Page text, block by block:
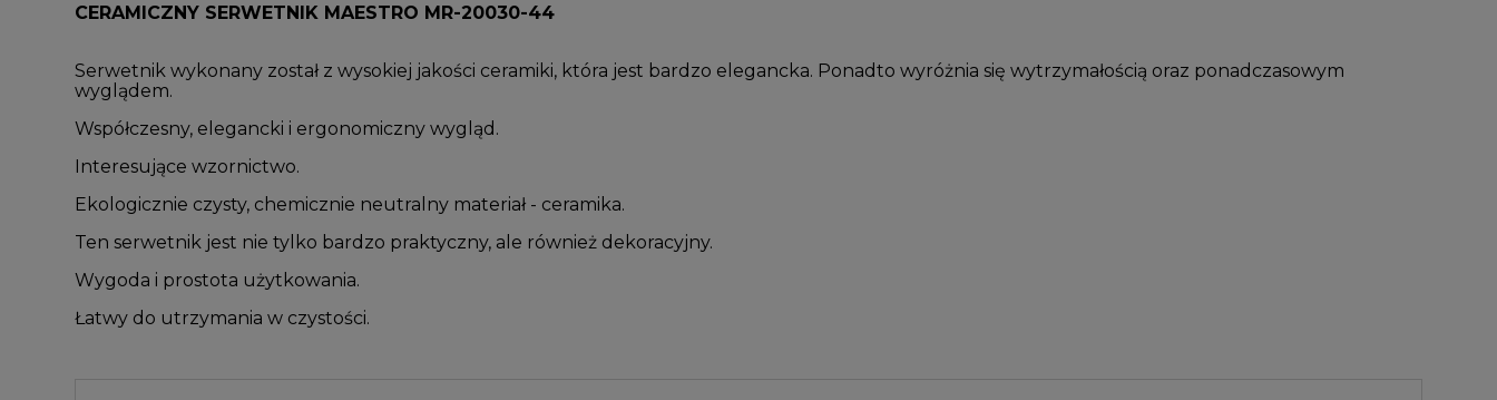
CERAMICZNY SERWETNIK MAESTRO MR-20030-44
Serwetnik wykonany został z wysokiej jakości ceramiki, która jest bardzo elegancka. Ponadto wyróżnia się wytrzymałością oraz ponadczasowym
wyglądem.
Współczesny, elegancki i ergonomiczny wygląd.
Interesujące wzornictwo.
Ekologicznie czysty, chemicznie neutralny materiał - ceramika.
Ten serwetnik jest nie tylko bardzo praktyczny, ale również dekoracyjny.
Wygoda i prostota użytkowania.
Łatwy do utrzymania w czystości.